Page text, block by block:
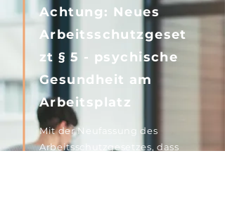
Achtung: Neues
Arbeitsschutzgeset
zt § 5 - psychische
Gesundheit am
Arbeitsplatz
Mit der Neufassung des
Arbeitsschutzgesetzes, dass